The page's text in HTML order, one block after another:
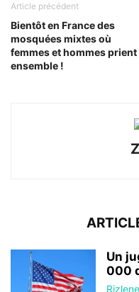
Article précédent
Bientôt en France des
mosquées mixtes où
femmes et hommes prient
ensemble !
Un
000
Rizlene